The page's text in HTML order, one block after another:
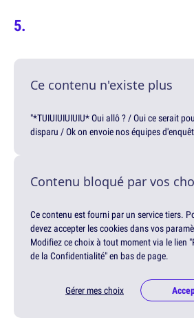
Ce contenu n'existe plus
"*TUIUIUIUIUIU* Oui allô ? / Oui ce serait
disparu / Ok on envoie nos équipes
Contenu bloqué par vos
Ce contenu est fourni par un service tiers.
devez accepter les cookies dans vos
Modifiez ce choix à tout moment via le lien
de la Confidentialité" en bas de page.
Gérer mes choix